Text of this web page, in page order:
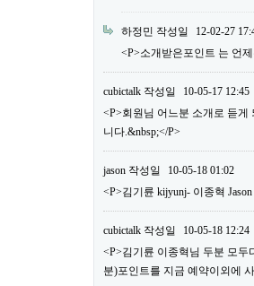
하정민 작성일
12-02-27
<P>소개받은포인트 는 언
cubictalk 작성일
10-05-17 12:45
<P>회원님 어느분 소개로 듣
니다.&nbsp;</P>
jason 작성일
10-05-18 01:02
<P>김기륜 kijyunj- 이종혁
cubictalk 작성일
10-05-18 12:24
<P>김기륜 이종혁님 두분 모두
분)포인트를 지금 예약이외에